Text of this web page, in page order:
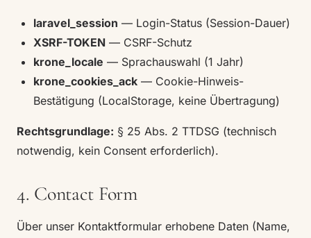
laravel_session — Login-Status (Session-Dauer)
XSRF-TOKEN — CSRF-Schutz
krone_locale — Sprachauswahl (1 Jahr)
krone_cookies_ack — Cookie-Hinweis-
Bestätigung (LocalStorage, keine Übertragung)
Rechtsgrundlage: § 25 Abs. 2 TTDSG (technisch
notwendig, kein Consent erforderlich).
4. Contact Form
Über unser Kontaktformular erhobene Daten (Name,